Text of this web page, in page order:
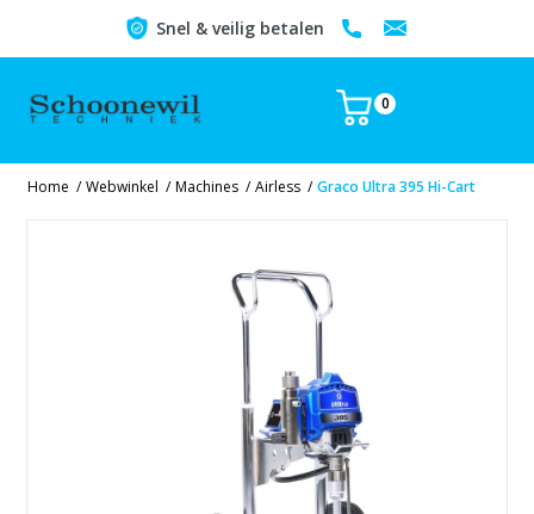
Snel & veilig betalen
0
Home / Webwinkel / Machines / Airless / Graco Ultra 395 Hi-Cart